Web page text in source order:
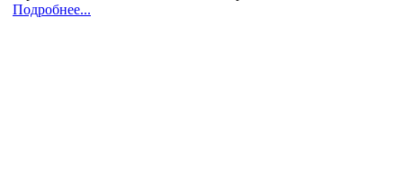
Подробнее...